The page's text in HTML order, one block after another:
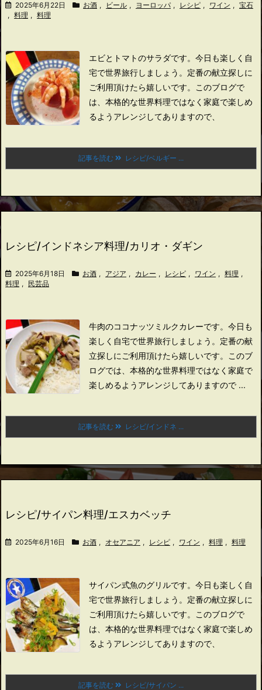
2025年6月22日 お酒 , ビール , ヨーロッパ , レシピ , ワイン , 宝石
, 料理 , 料理
エビとトマトのサラダです。 今日も楽しく自
宅で世界旅行しましょう。 定番の献立探しに
ご利用頂けたら嬉しいです。
このブログで
は、本格的な世界料理ではなく家庭で楽しめ
るようアレンジしてありますので、
記事を読む レシピ/ベルギー ...
レシピ/インドネシア料理/カリオ・ダギン
2025年6月18日 お酒 , アジア , カレー , レシピ , ワイン , 料理 ,
料理 , 民芸品
牛肉のココナッツミルクカレーです。 今日も
楽しく自宅で世界旅行しましょう。 定番の献
立探しにご利用頂けたら嬉しいです。
このブ
ログでは、本格的な世界料理ではなく家庭で
楽しめるようアレンジしてありますので ...
記事を読む レシピ/インドネ ...
レシピ/サイパン料理/エスカベッチ
2025年6月16日 お酒 , オセアニア , レシピ , ワイン , 料理 , 料理
サイパン式魚のグリルです。 今日も楽しく自
宅で世界旅行しましょう。 定番の献立探しに
ご利用頂けたら嬉しいです。
このブログで
は、本格的な世界料理ではなく家庭で楽しめ
るようアレンジしてありますので、
記事を読む レシピ/サイパン ...